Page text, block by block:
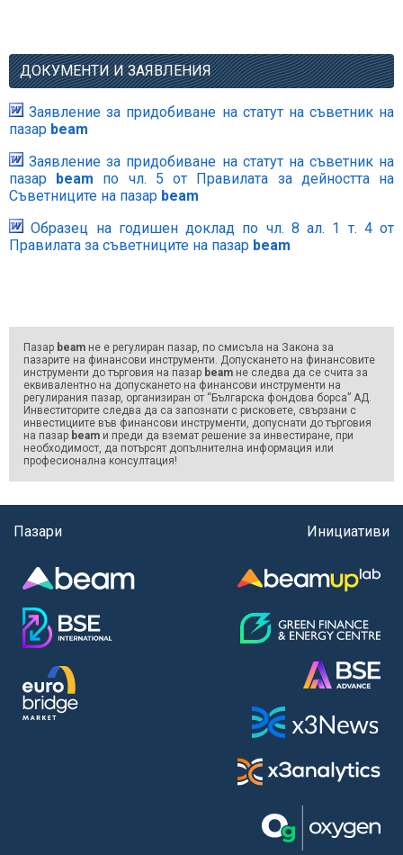
ДОКУМЕНТИ И ЗАЯВЛЕНИЯ
Заявление за придобиване на статут на съветник на
пазар beam
Заявление за придобиване на статут на съветник на
пазар beam по чл. 5 от Правилата за дейността на
Съветниците на пазар beam
Образец на годишен доклад по чл. 8 ал. 1 т. 4 от
Правилата за съветниците на пазар beam
Пазар beam не е регулиран пазар, по смисъла на Закона за
пазарите на финансови инструменти. Допускането на финансовите
инструменти до търговия на пазар beam не следва да се счита за
еквивалентно на допускането на финансови инструменти на
регулирания пазар, организиран от “Българска фондова борса” АД.
Инвеститорите следва да са запознати с рисковете, свързани с
инвестициите във финансови инструменти, допуснати до търговия
на пазар beam и преди да вземат решение за инвестиране, при
необходимост, да потърсят допълнителна информация или
професионална консултация!
Пазари Инициативи